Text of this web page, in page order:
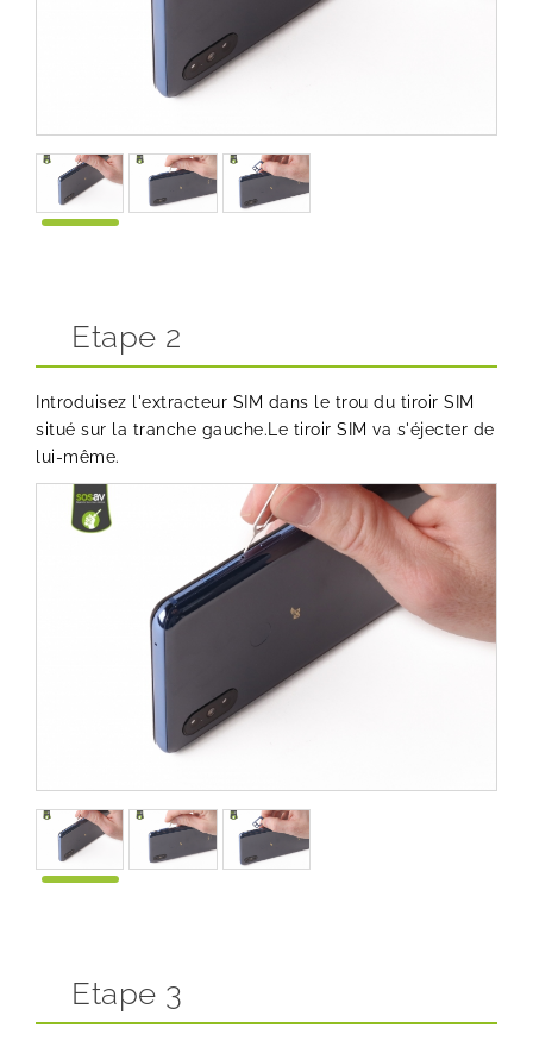
Etape 2
Introduisez l'extracteur SIM dans le trou du tiroir SIM
situé sur la tranche gauche.Le tiroir SIM va s'éjecter de
lui-même.
Etape 3